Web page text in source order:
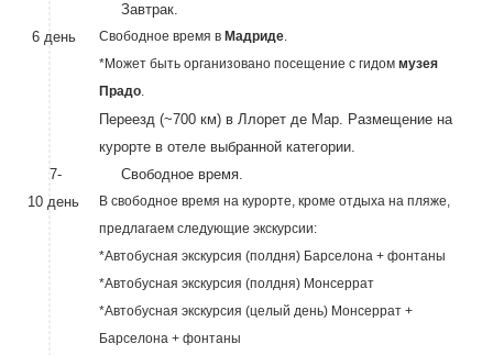
6 день
Завтрак.
Свободное время в Мадриде.
*Может быть организовано посещение с гидом музея
Прадо.
Переезд (~700 км) в Ллорет де Мар. Размещение на
курорте в отеле выбранной категории.
7-
10 день
Свободное время.
В свободное время на курорте, кроме отдыха на пляже,
предлагаем следующие экскурсии:
*Автобусная экскурсия (полдня) Барселона + фонтаны
*Автобусная экскурсия (полдня) Монсеррат
*Автобусная экскурсия (целый день) Монсеррат +
Барселона + фонтаны